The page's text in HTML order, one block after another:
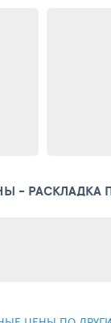
- РАСКЛАДКА